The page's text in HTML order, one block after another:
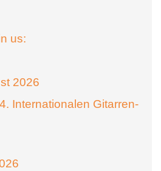
us:
2026
Internationalen Gitarren-